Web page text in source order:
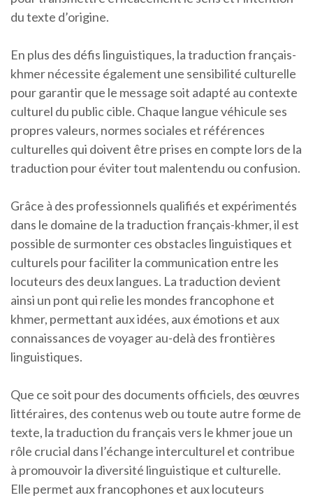
du texte d’origine.
En plus des défis linguistiques, la traduction français-
khmer nécessite également une sensibilité culturelle
pour garantir que le message soit adapté au contexte
culturel du public cible. Chaque langue véhicule ses
propres valeurs, normes sociales et références
culturelles qui doivent être prises en compte lors de la
traduction pour éviter tout malentendu ou confusion.
Grâce à des professionnels qualifiés et expérimentés
dans le domaine de la traduction français-khmer, il est
possible de surmonter ces obstacles linguistiques et
culturels pour faciliter la communication entre les
locuteurs des deux langues. La traduction devient
ainsi un pont qui relie les mondes francophone et
khmer, permettant aux idées, aux émotions et aux
connaissances de voyager au-delà des frontières
linguistiques.
Que ce soit pour des documents officiels, des œuvres
littéraires, des contenus web ou toute autre forme de
texte, la traduction du français vers le khmer joue un
rôle crucial dans l’échange interculturel et contribue
à promouvoir la diversité linguistique et culturelle.
Elle permet aux francophones et aux locuteurs